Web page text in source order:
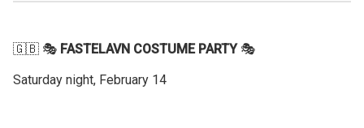
🇬🇧 🎭 FASTELAVN COSTUME PARTY 🎭
Saturday night, February 14